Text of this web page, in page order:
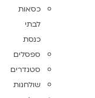
כסאות
לבתי
כנסת
ספסלים
סטנדרים
שולחנות